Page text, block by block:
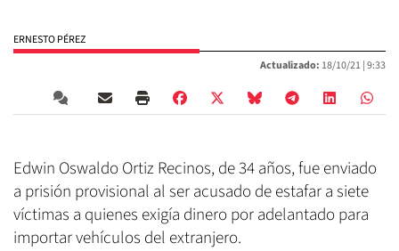
ERNESTO PÉREZ
Actualizado: 18/10/21 |9:33
Edwin Oswaldo Ortiz Recinos, de 34 años, fue enviado
a prisión provisional al ser acusado de estafar a siete
víctimas a quienes exigía dinero por adelantado para
importar vehículos del extranjero.